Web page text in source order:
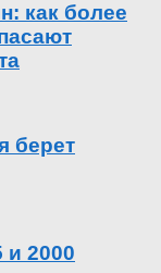
как более
берет
и 2000